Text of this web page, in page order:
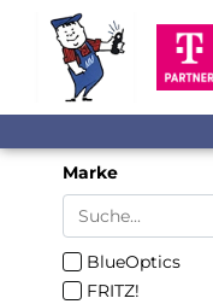
Marke
BlueOptics
FRITZ!